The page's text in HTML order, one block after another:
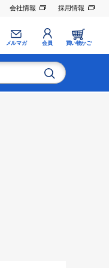
会社情報 採用情報
メルマガ 会員 買い物かご